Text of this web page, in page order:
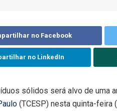
no Facebook
no LinkedIn
sólidos será alvo de uma
(TCESP) nesta quinta-feira